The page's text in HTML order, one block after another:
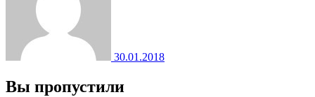
30.01.2018
Вы пропустили